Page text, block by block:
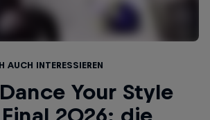
auch interessieren
Your Style
2026: die